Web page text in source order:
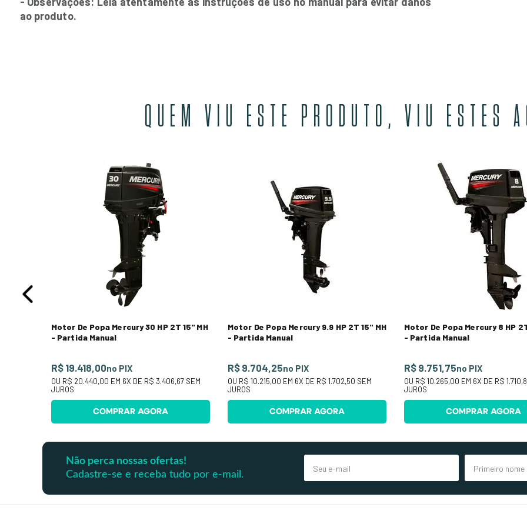
ao produto.
QUEM VIU ESTE PRODUTO, VIU ESTES
Motor De Popa Mercury 30 HP 2T 15" MH
- Partida Manual
R$ 19.418,00no PIX
OU R$ 20.440,00 EM 6X DE R$ 3.406,67SEM
JUROS
COMPRAR AGORA
Motor De Popa Mercury 9.9 HP 2T 15" MH
- Partida Manual
R$ 9.704,25no PIX
OU R$ 10.215,00 EM 6X DE R$ 1.702,50 SEM
JUROS
COMPRAR AGORA
Motor De Popa Mercury 8 HP
- Partida Manual
R$ 9.751,75no PIX
OU R$ 10.265,00 EM 6X DE R$
JUROS
COMPRAR AGORA
Não perca nossas ofertas!
Cadastre-se e receba tudo por e-mail.